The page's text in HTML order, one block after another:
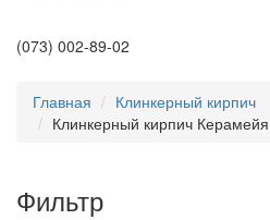
(073) 002-89-02
Главная
Клинкерный кирпич
Клинкерный кирпич Керамейя
Фильтр